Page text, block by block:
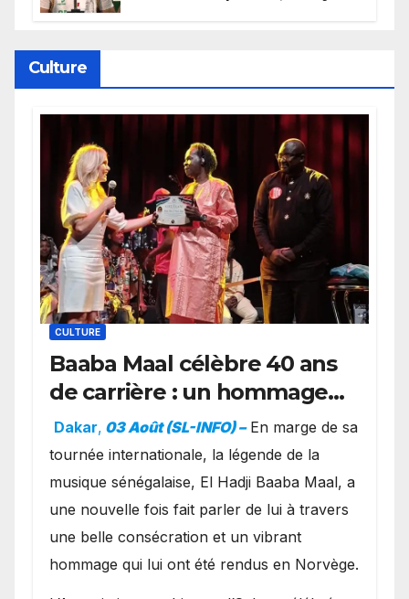
Culture
CULTURE
Baaba Maal célèbre 40 ans
de carrière : un hommage
exceptionnel à Oslo en
présence de la famille
royale.
Dakar, 03 Août (SL-INFO) – ​En marge de sa
tournée internationale, la légende de la
musique sénégalaise, El Hadji Baaba Maal, a
une nouvelle fois fait parler de lui à travers
une belle consécration et un vibrant
hommage qui lui ont été rendus en Norvège.